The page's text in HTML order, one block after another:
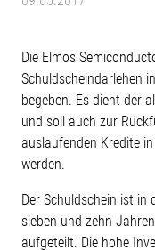
Die Elmos
Schuldscheindarlehen
begeben. Es dient der
und soll auch zur
auslaufenden Kredite
werden.
Der Schuldschein ist
sieben und zehn
aufgeteilt. Die hohe